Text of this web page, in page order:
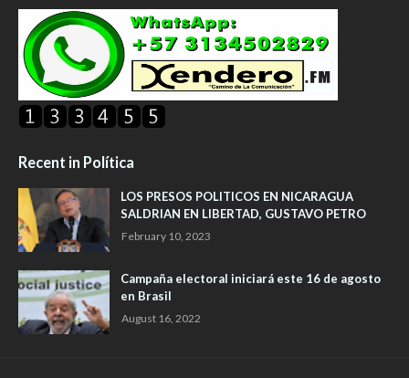
Recent in Política
LOS PRESOS POLITICOS EN NICARAGUA
SALDRIAN EN LIBERTAD, GUSTAVO PETRO
February 10, 2023
Campaña electoral iniciará este 16 de agosto
en Brasil
August 16, 2022